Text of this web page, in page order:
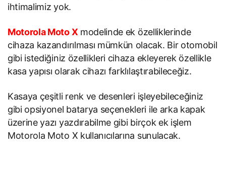
ihtimalimiz yok.
Motorola Moto X modelinde ek özelliklerinde
cihaza kazandırılması mümkün olacak. Bir otomobil
gibi istediğiniz özellikleri cihaza ekleyerek özellikle
kasa yapısı olarak cihazı farklılaştırabileceğiz.
Kasaya çeşitli renk ve desenleri işleyebileceğiniz
gibi opsiyonel batarya seçenekleri ile arka kapak
üzerine yazı yazdırabilme gibi birçok ek işlem
Motorola Moto X kullanıcılarına sunulacak.